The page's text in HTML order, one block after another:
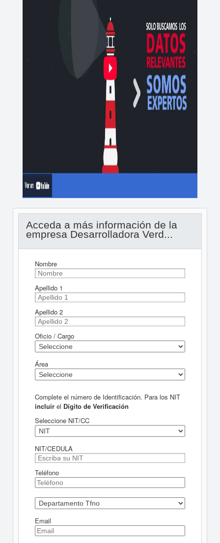
Acceda a más información de la
empresa Desarrolladora Verd...
Nombre
Apellido 1
Apellido 2
Oficio / Cargo
Área
Complete el número de Identificación. Para los NIT
incluirel Dígito de Verificación
Seleccione NIT/CC
NIT/CEDULA
Teléfono
Email